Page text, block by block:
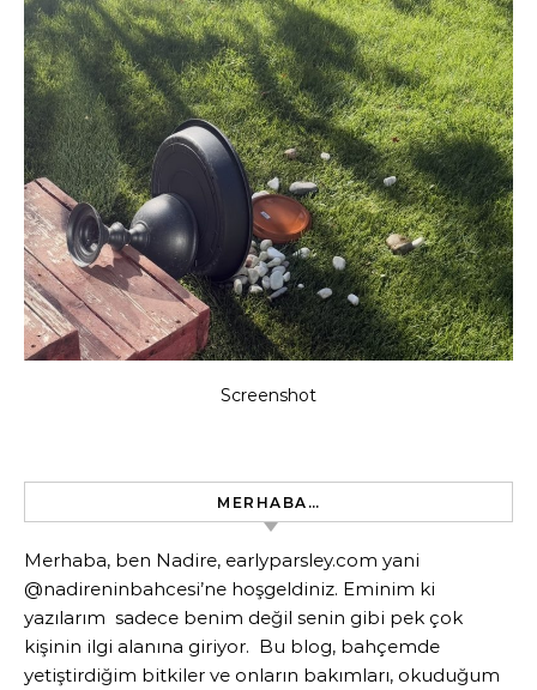
Screenshot
MERHABA…
Merhaba, ben Nadire, earlyparsley.com yani
@nadireninbahcesi’ne hoşgeldiniz. Eminim ki
yazılarım sadece benim değil senin gibi pek çok
kişinin ilgi alanına giriyor. Bu blog, bahçemde
yetiştirdiğim bitkiler ve onların bakımları, okuduğum